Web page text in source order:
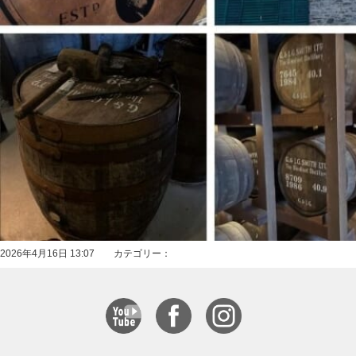
2026年4月16日 13:07 カテゴリー：